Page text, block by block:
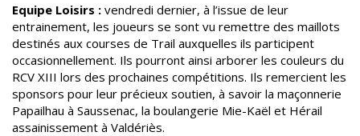
Equipe Loisirs : vendredi dernier, à l’issue de leur
entrainement, les joueurs se sont vu remettre des maillots
destinés aux courses de Trail auxquelles ils participent
occasionnellement. Ils pourront ainsi arborer les couleurs du
RCV XIII lors des prochaines compétitions. Ils remercient les
sponsors pour leur précieux soutien, à savoir la maçonnerie
Papailhau à Saussenac, la boulangerie Mie-Kaël et Hérail
assainissement à Valdériès.